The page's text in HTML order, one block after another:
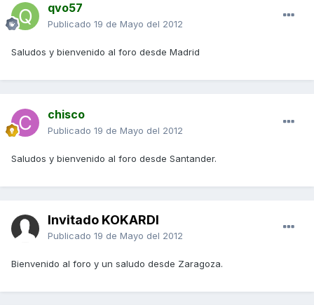
qvo57
Publicado 19 de Mayo del 2012
Saludos y bienvenido al foro desde Madrid
chisco
Publicado 19 de Mayo del 2012
Saludos y bienvenido al foro desde Santander.
Invitado KOKARDI
Publicado 19 de Mayo del 2012
Bienvenido al foro y un saludo desde Zaragoza.